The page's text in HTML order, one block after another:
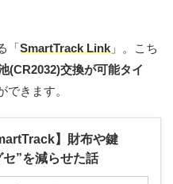
「SmartTrack Link 」。こち
(CR2032)交換が可能タイ
きます。
】財布や鍵
”を減らせた話